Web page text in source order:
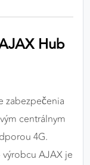
Hub
zabezpečenia
centrálnym
4G.
AJAX je
partnerom